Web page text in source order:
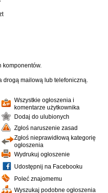
komponentów.
drogą mailową lub telefoniczną.
Wszystkie ogłoszenia i
komentarze użytkownika
Dodaj do ulubionych
Zgłoś naruszenie zasad
Zgłoś nieprawidłową kategorię
ogłoszenia
Wydrukuj ogłoszenie
Udostępnij na Facebooku
Poleć znajomemu
Wyszukaj podobne ogłoszenia